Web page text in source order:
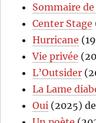
Sommaire
Center Stage
Hurricane
Vie privée
L’Outsider
La Lame
Oui (2025)